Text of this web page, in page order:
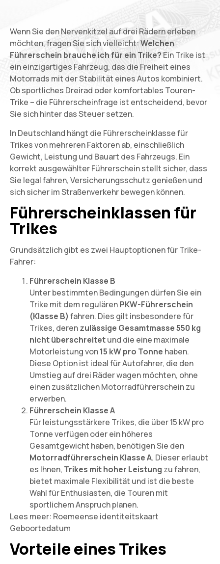
Wenn Sie den Nervenkitzel auf drei Rädern erleben
möchten, fragen Sie sich vielleicht:Welchen
Führerschein brauche ich für ein Trike?Ein Trike ist
ein einzigartiges Fahrzeug, das die Freiheit eines
Motorrads mit der Stabilität eines Autos kombiniert.
Ob sportliches Dreirad oder komfortables Touren-
Trike – die Führerscheinfrage ist entscheidend, bevor
Sie sich hinter das Steuer setzen.
In Deutschland hängt die Führerscheinklasse für
Trikesvon mehreren Faktoren ab, einschließlich
Gewicht, Leistung und Bauart des Fahrzeugs. Ein
korrekt ausgewählter Führerschein stellt sicher, dass
Sie legal fahren, Versicherungsschutz genießen und
sich sicher im Straßenverkehr bewegen können.
Führerscheinklassen für
Trikes
Grundsätzlich gibt es zwei Hauptoptionen für Trike-
Fahrer:
Führerschein Klasse B
Unter bestimmten Bedingungen dürfen Sie ein
Trike mit dem regulärenPKW-Führerschein
(Klasse B) fahren. Dies gilt insbesondere für
Trikes, derenzulässige Gesamtmasse 550 kg
nicht überschreitetund die eine maximale
Motorleistung von15 kW pro Tonne haben.
Diese Option ist ideal für Autofahrer, die den
Umstieg auf drei Räder wagen möchten, ohne
einen zusätzlichen Motorradführerschein zu
erwerben.
Führerschein Klasse A
Für leistungsstärkere Trikes, die über 15 kW pro
Tonne verfügen oder ein höheres
Gesamtgewicht haben, benötigen Sie den
Motorradführerschein Klasse A. Dieser erlaubt
es Ihnen, Trikes mit hoher Leistung zu fahren,
bietet maximale Flexibilität und ist die beste
Wahl für Enthusiasten, die Touren mit
sportlichem Anspruch planen.
Lees meer: Roemeense identiteitskaart
Geboortedatum
Vorteile eines Trikes